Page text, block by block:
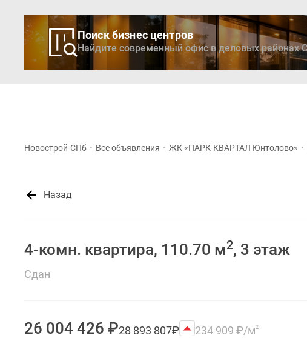
Поиск бизнес центров
Найдите современный офис в деловых районах
Новострой-СПб • Все объявления • ЖК «ПАРК-КВАРТАЛ Юнтолово» •
Назад
4-комн. квартира, 110.70 м2, 3 этаж
Сдан
26 004 426 ₽28 893 807₽ 234 909 ₽/м2